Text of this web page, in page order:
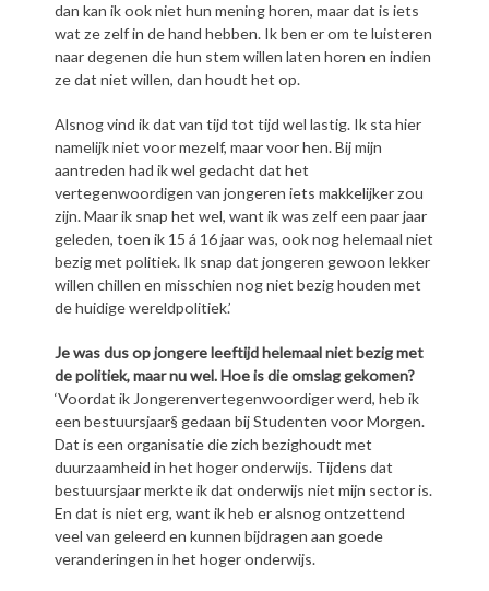
dan kan ik ook niet hun mening horen, maar dat is iets
wat ze zelf in de hand hebben. Ik ben er om te luisteren
naar degenen die hun stem willen laten horen en indien
ze dat niet willen, dan houdt het op.
Alsnog vind ik dat van tijd tot tijd wel lastig. Ik sta hier
namelijk niet voor mezelf, maar voor hen. Bij mijn
aantreden had ik wel gedacht dat het
vertegenwoordigen van jongeren iets makkelijker zou
zijn. Maar ik snap het wel, want ik was zelf een paar jaar
geleden, toen ik 15 á 16 jaar was, ook nog helemaal niet
bezig met politiek. Ik snap dat jongeren gewoon lekker
willen chillen en misschien nog niet bezig houden met
de huidige wereldpolitiek.’
Je was dus op jongere leeftijd helemaal niet bezig met
de politiek, maar nu wel. Hoe is die omslag gekomen?
‘Voordat ik Jongerenvertegenwoordiger werd, heb ik
een bestuursjaar§ gedaan bij Studenten voor Morgen.
Dat is een organisatie die zich bezighoudt met
duurzaamheid in het hoger onderwijs. Tijdens dat
bestuursjaar merkte ik dat onderwijs niet mijn sector is.
En dat is niet erg, want ik heb er alsnog ontzettend
veel van geleerd en kunnen bijdragen aan goede
veranderingen in het hoger onderwijs.